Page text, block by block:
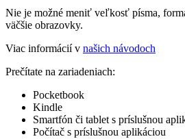
Nie je možné meniť veľkosť písma,
väčšie obrazovky.
Viac informácií v našich návodoch
Prečítate na zariadeniach:
Pocketbook
Kindle
Smartfón či tablet s príslušnou
Počítač s príslušnou aplikáciou